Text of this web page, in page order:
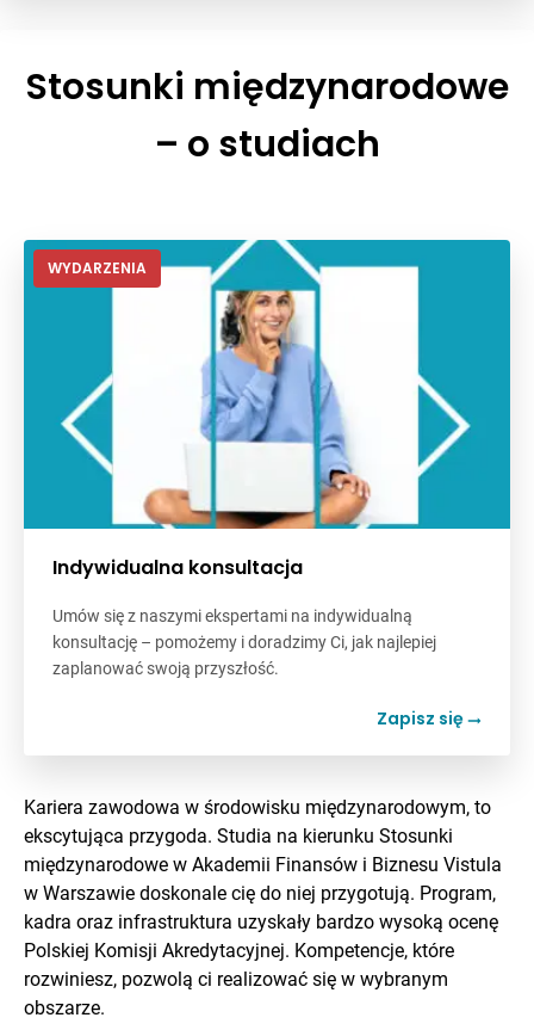
Stosunki międzynarodowe
– o studiach
Kariera zawodowa w środowisku międzynarodowym, to
ekscytująca przygoda. Studia na kierunku Stosunki
międzynarodowe w Akademii Finansów i Biznesu Vistula
w Warszawie doskonale cię do niej przygotują. Program,
kadra oraz infrastruktura uzyskały bardzo wysoką ocenę
Polskiej Komisji Akredytacyjnej. Kompetencje, które
rozwiniesz, pozwolą ci realizować się w wybranym
obszarze.
WYDARZENIA
Indywidualna konsultacja
Umów się z naszymi ekspertami na indywidualną
konsultację – pomożemy i doradzimy Ci, jak najlepiej
zaplanować swoją przyszłość.
Zapisz się